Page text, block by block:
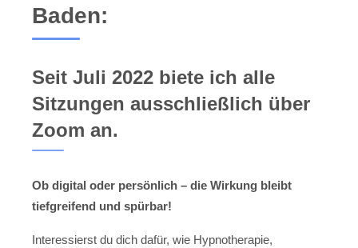
Baden:
Seit Juli 2022 biete ich alle
Sitzungen ausschließlich über
Zoom an.
Ob digital oder persönlich – die Wirkung bleibt
tiefgreifend und spürbar!
Interessierst du dich dafür, wie Hypnotherapie,